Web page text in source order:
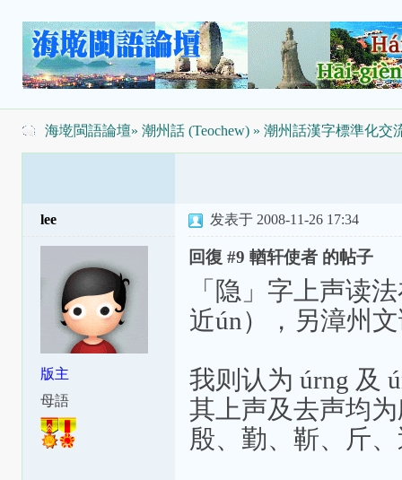
海墘閩語論壇» 潮州話 (Teochew)» 潮州話漢字標準化交
lee
版主
母語
发表于 2008-11-26 17:34
回復 #9 輶轩使者 的帖子
「隐」字上声读
近ún），另漳州
我则认为 úrng 及
其上声及去声均
殷、勤、靳、斤